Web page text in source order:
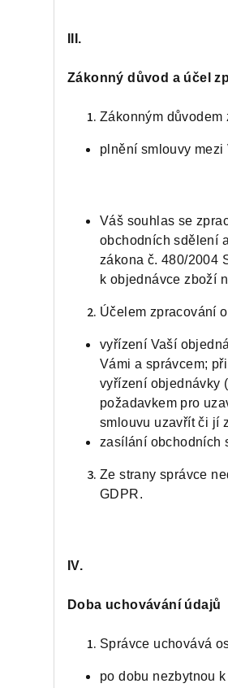
III.
Zákonný důvod a účel
Zákonným
plnění smlouvy mezi
Váš souhlas se
obchodních sdělení
zákona č. 480/2004
k objednávce zboží
Účelem zpracování
vyřízení Vaší
Vámi a správcem;
vyřízení objednávky
požadavkem pro
smlouvu uzavřít či jí
zasílání obchodních
Ze strany správce
GDPR.
IV.
Doba uchovávání údajů
Správce uchovává
po dobu nezbytnou